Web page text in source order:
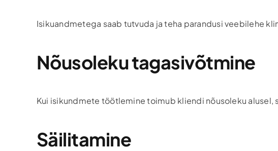
Isikuandmetega saab tutvuda ja teha parandusi veebilehe
Nõusoleku tagasivõtmine
Kui isikundmete töötlemine toimub kliendi nõusoleku
Säilitamine